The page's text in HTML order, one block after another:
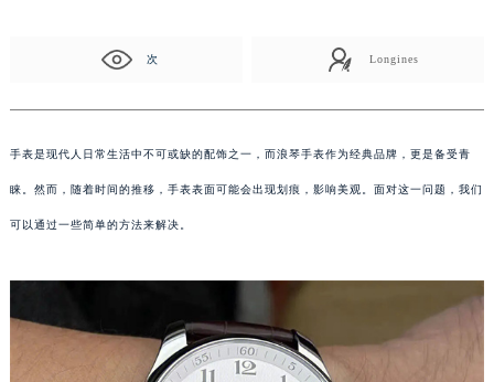
次 Longines
手表是现代人日常生活中不可或缺的配饰之一，而浪琴手表作为经典品牌，更是备受青
睐。然而，随着时间的推移，手表表面可能会出现划痕，影响美观。面对这一问题，我们
可以通过一些简单的方法来解决。